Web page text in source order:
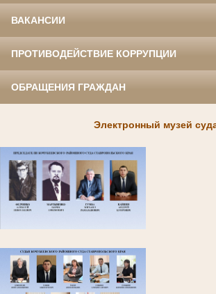
ВАКАНСИИ
ПРОТИВОДЕЙСТВИЕ КОРРУПЦИИ
ОБРАЩЕНИЯ ГРАЖДАН
Электронный музей